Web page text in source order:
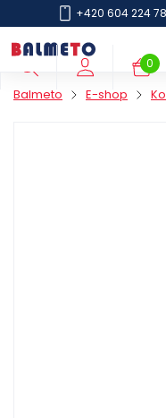
+420 604 224
0
Balmeto E-shop